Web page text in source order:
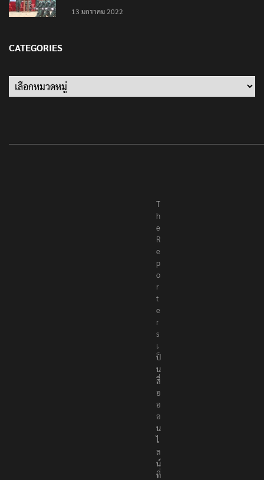
13 มกราคม 2022
CATEGORIES
T
h
e
R
e
p
o
r
t
e
r
s
เ
ป็
น
สื่
อ
อ
อ
น
ไ
ล
น์
ที่